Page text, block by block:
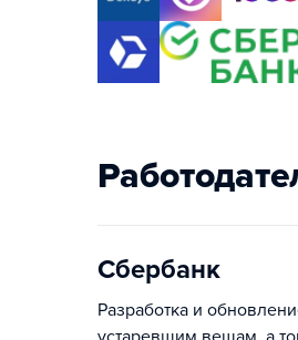
Сбербанк
Разработка и